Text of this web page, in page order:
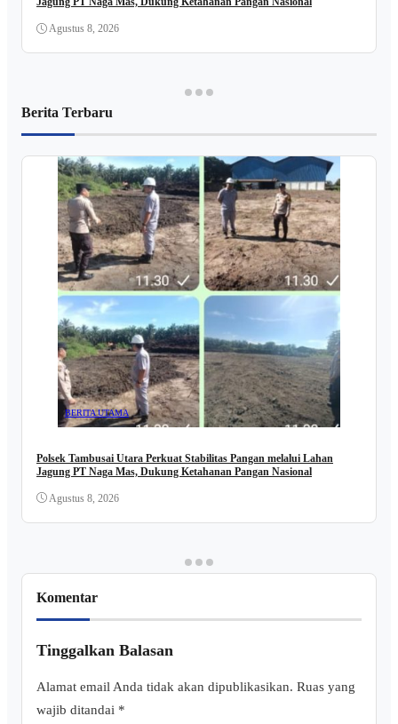
Agustus 8, 2026
Berita Terbaru
BERITA UTAMA
Polsek Tambusai Utara Perkuat Stabilitas Pangan melalui Lahan
Jagung PT Naga Mas, Dukung Ketahanan Pangan Nasional
Agustus 8, 2026
Komentar
Tinggalkan Balasan
Alamat email Anda tidak akan dipublikasikan. Ruas yang
wajib ditandai *